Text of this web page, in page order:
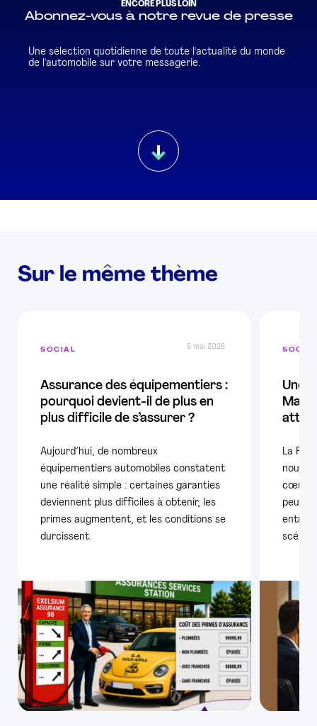
ENCORE PLUS LOIN
Abonnez-vous à notre revue de presse
Une sélection quotidienne de toute l'actualité du monde
de l'automobile sur votre messagerie.
Sur le même thème
SOCIAL 6 mai 2026
Assurance des équipementiers :
pourquoi devient-il de plus en
plus difficile de s’assurer ?
Aujourd’hui, de nombreux
équipementiers automobiles constatent
une réalité simple : certaines garanties
deviennent plus difficiles à obtenir, les
primes augmentent, et les conditions se
durcissent.
Une
La
cœur
peut